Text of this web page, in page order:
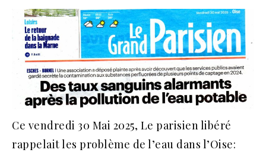
Ce vendredi 30 Mai 2025, Le parisien libéré
rappelait les problème de l’eau dans l’Oise: